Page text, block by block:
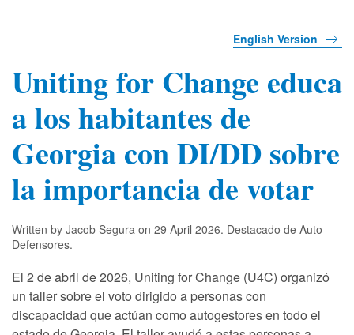
English Version
Uniting for Change educa
a los habitantes de
Georgia con DI/DD sobre
la importancia de votar
Written by Jacob Segura on 29 April 2026. Destacado de Auto-
Defensores.
El 2 de abril de 2026, Uniting for Change (U4C) organizó
un taller sobre el voto dirigido a personas con
discapacidad que actúan como autogestores en todo el